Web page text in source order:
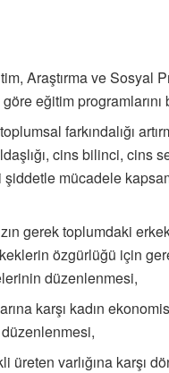
Araştırma ve
eğitim
farkındalığı
cins bilinci,
mücadele
gerek toplumdaki
özgürlüğü için
düzenlenmesi,
karşı kadın
varlığına karşı